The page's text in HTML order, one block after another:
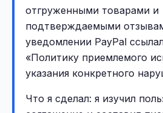
отгруженными товарами и
подтверждаемыми
уведомлении PayPal
«Политику приемлемого
указания конкретного
Что я сделал: я изучил